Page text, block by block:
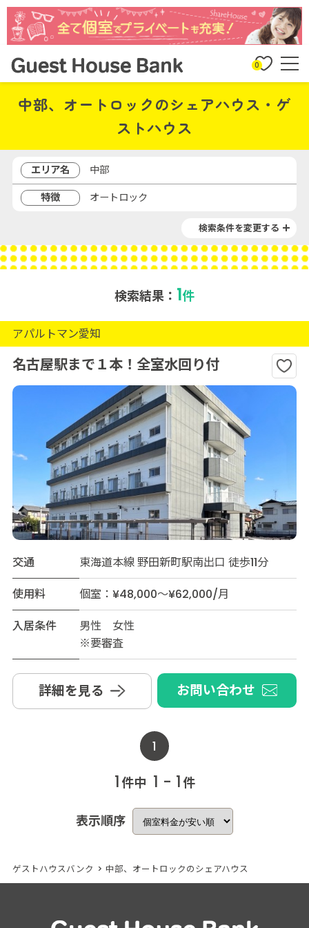
0
中部、オートロックのシェアハウス・ゲ
ストハウス
エリア名
中部
特徴
オートロック
検索条件を変更する
検索結果： 1件
アパルトマン愛知
名古屋駅まで１本！全室水回り付
交通
東海道本線 野田新町駅南出口 徒歩11分
使用料
個室：¥48,000～¥62,000/月
入居条件
男性 女性
※要審査
詳細を見る お問い合わせ
1
1 件中 1 - 1 件
表示順序
ゲストハウスバンク > 中部、オートロックのシェアハウス